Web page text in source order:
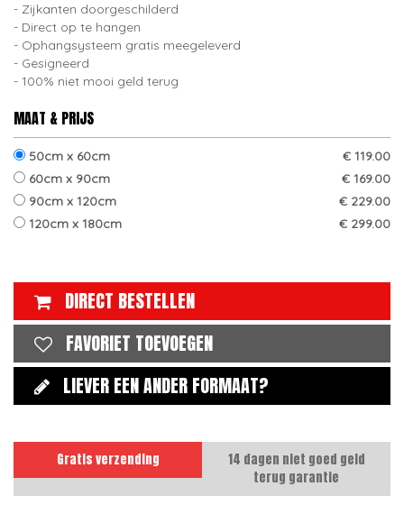
Zijkanten doorgeschilderd
Direct op te hangen
Ophangsysteem gratis meegeleverd
Gesigneerd
100% niet mooi geld terug
MAAT & PRIJS
50cm x 60cm
€ 119.00
60cm x 90cm
€ 169.00
90cm x 120cm
€ 229.00
120cm x 180cm
€ 299.00
DIRECT BESTELLEN
FAVORIET TOEVOEGEN
LIEVER EEN ANDER FORMAAT?
Gratis verzending
14 dagen niet goed geld
terug garantie